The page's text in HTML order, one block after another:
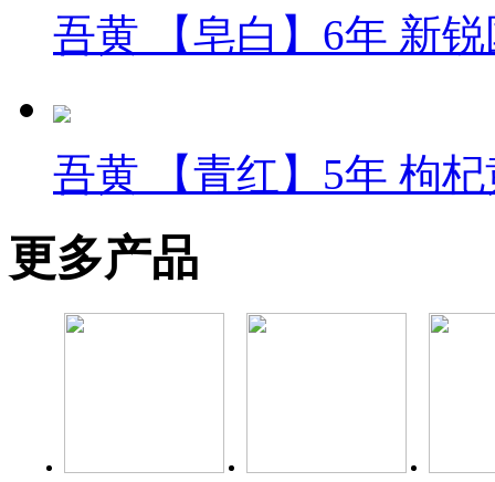
吾黄 【皂白】6年 新
吾黄 【青红】5年 枸
更多产品